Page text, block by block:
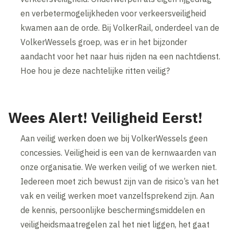
en verbetermogelijkheden voor verkeersveiligheid
kwamen aan de orde. Bij VolkerRail, onderdeel van de
VolkerWessels groep, was er in het bijzonder
aandacht voor het naar huis rijden na een nachtdienst.
Hoe hou je deze nachtelijke ritten veilig?
Wees Alert! Veiligheid Eerst!
Aan veilig werken doen we bij VolkerWessels geen
concessies. Veiligheid is een van de kernwaarden van
onze organisatie. We werken veilig of we werken niet.
Iedereen moet zich bewust zijn van de risico’s van het
vak en veilig werken moet vanzelfsprekend zijn. Aan
de kennis, persoonlijke beschermingsmiddelen en
veiligheidsmaatregelen zal het niet liggen, het gaat